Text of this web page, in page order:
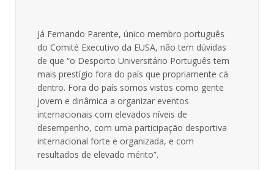
Já Fernando Parente, único membro português
do Comité Executivo da EUSA, não tem dúvidas
de que “o Desporto Universitário Português tem
mais prestígio fora do país que propriamente cá
dentro. Fora do país somos vistos como gente
jovem e dinâmica a organizar eventos
internacionais com elevados níveis de
desempenho, com uma participação desportiva
internacional forte e organizada, e com
resultados de elevado mérito”.